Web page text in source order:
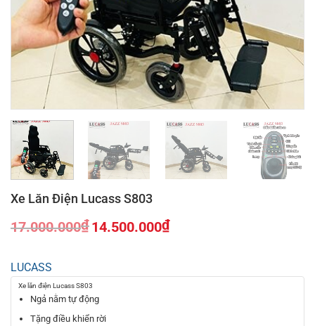
Xe Lăn Điện Lucass S803
17.000.000₫
là:
17.000.000₫.
14.500.000₫
tại
là:
14.500.000₫.
LUCASS
Xe lăn điện Lucass S803
Ngả nằm tự động
Tặng điều khiển rời